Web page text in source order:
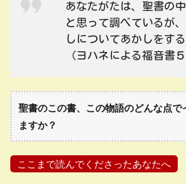
あなたがたは、聖書の
と思って調べているが
しについてあかしをす
（ヨハネによる福音書５
聖書のこの書、この物語のどんな点で
ますか？
ここまで読んでくださったあなたへ